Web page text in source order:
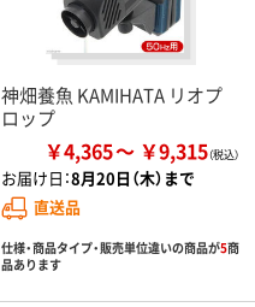
神畑養魚 KAMIHATA リオプ
ロップ
￥4,365 ￥9,315
お届け日：8月20日（木）まで
直送品
仕様・商品タイプ・販売単位違いの商品が5商
品あります